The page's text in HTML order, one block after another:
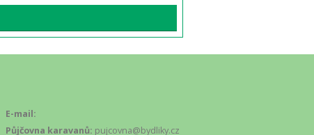
E-mail:
Půjčovna karavanů: pujcovna@bydliky.cz